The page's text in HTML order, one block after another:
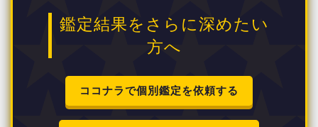
鑑定結果をさらに深めたい
方へ
ココナラで個別鑑定を依頼する